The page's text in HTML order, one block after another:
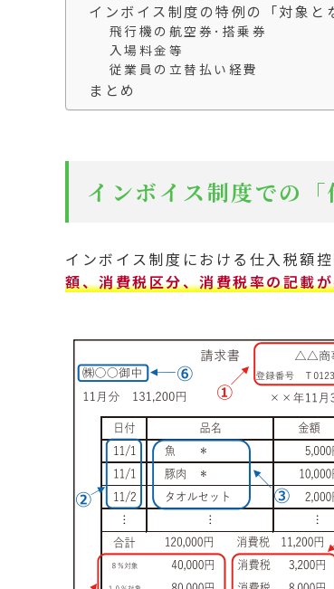
インボイス制度の特例の「対象と
飛行機の航空券･搭乗券
入場料金等
従業員の立替払い経費
まとめ
インボイス制度での「
インボイス制度における仕入税額
額、消費税区分、消費税率の記載